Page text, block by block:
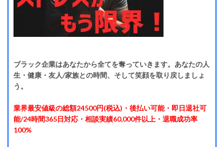
ブラック企業はあなたから全てを奪っていきます。あなたの人
生・健康・友人/家族との時間、そして笑顔を取り戻しましょ
う。
業界最安値級の総額24500円(税込)・後払い可能・即日退社可
能/24時間365日対応・相談実績60,000件以上・退職成功率
100%